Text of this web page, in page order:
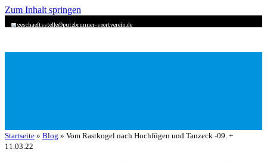
Zum Inhalt springen
geschaeftsstelle@putzbrunner-sportverein.de
Startseite » Blog » Vom Rastkogel nach Hochfügen und Tanzeck -09. +
11.03.22